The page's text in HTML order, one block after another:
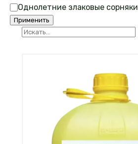
объекты
Однолетние злаковые сорняки
Применить